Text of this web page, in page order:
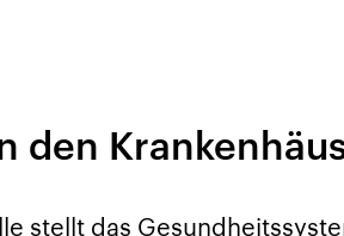
Lage und
Aktuelle Lage und
den
stellt das